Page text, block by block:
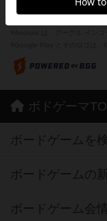
※Apple、Apple のロゴ は、米
ボドゲーマ
ボードゲームを
ボードゲームの
ボードゲーム会